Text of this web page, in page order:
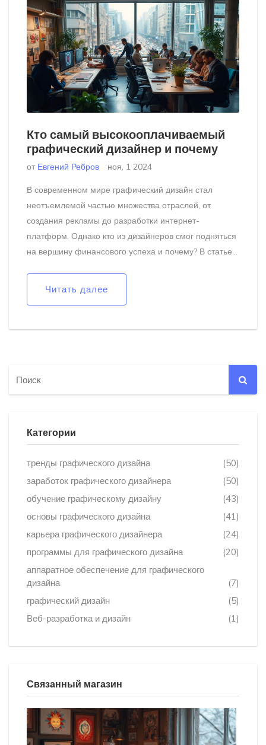
Кто самый высокооплачиваемый
графический дизайнер и почему
от Евгений Ребров ноя, 1 2024
В современном мире графический дизайн стал
неотъемлемой частью множества отраслей, от
создания рекламы до разработки интернет-
платформ. Однако кто из дизайнеров смог подняться
на вершину финансового успеха и почему? В статье
Исследуйте мир графического дизайна через призму
Читать далее
Категории
тренды графического дизайна
(50)
заработок графического дизайнера
(50)
обучение графическому дизайну
(43)
основы графического дизайна
(41)
карьера графического дизайнера
(24)
программы для графического дизайна
(20)
аппаратное обеспечение для графического
дизайна
(7)
графический дизайн
(5)
Веб-разработка и дизайн
(1)
Связанный магазин